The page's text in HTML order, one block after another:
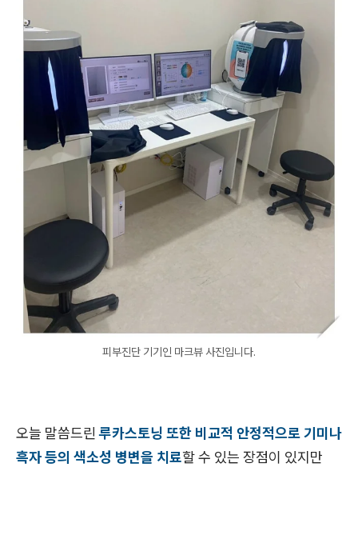
피부진단 기기인 마크뷰 사진입니다.
오늘 말씀드린루카스토닝 또한 비교적 안정적으로 기미나
흑자 등의 색소성 병변을 치료할수 있는 장점이 있지만